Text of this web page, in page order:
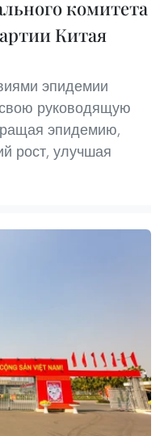
комитета
Китая
эпидемии
руководящую
эпидемию,
рост, улучшая